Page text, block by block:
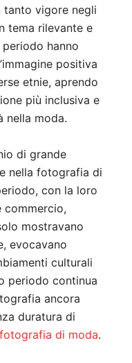
tanto vigore negli
tema rilevante e
hanno
positiva
etnie, aprendo
più inclusiva e
nella moda.
di grande
nella fotografia di
con la loro
commercio,
mostravano
evocavano
culturali
periodo continua
ancora
duratura di
di moda.